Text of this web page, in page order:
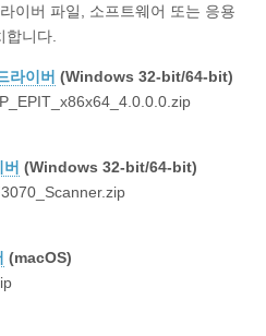
이버 파일, 소프트웨어 또는 응용
니다.
라이버 (Windows 32-bit/64-bit)
(Windows 32-bit/64-bit)
(macOS)